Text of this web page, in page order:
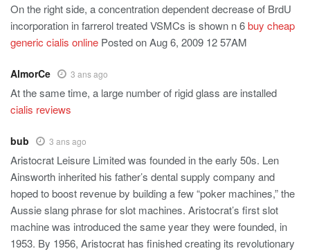
On the right side, a concentration dependent decrease of BrdU
incorporation in farrerol treated VSMCs is shown n 6buy cheap
generic cialis online Posted on Aug 6, 2009 12 57AM
AlmorCe 3 ans ago
At the same time, a large number of rigid glass are installed
cialis reviews
bub 3 ans ago
Aristocrat Leisure Limited was founded in the early 50s. Len
Ainsworth inherited his father’s dental supply company and
hoped to boost revenue by building a few “poker machines,” the
Aussie slang phrase for slot machines. Aristocrat’s first slot
machine was introduced the same year they were founded, in
1953. By 1956, Aristocrat has finished creating its revolutionary